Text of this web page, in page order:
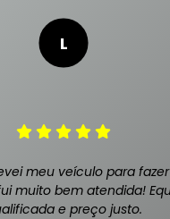
meu veículo para
muito bem atendida!
e preço justo.